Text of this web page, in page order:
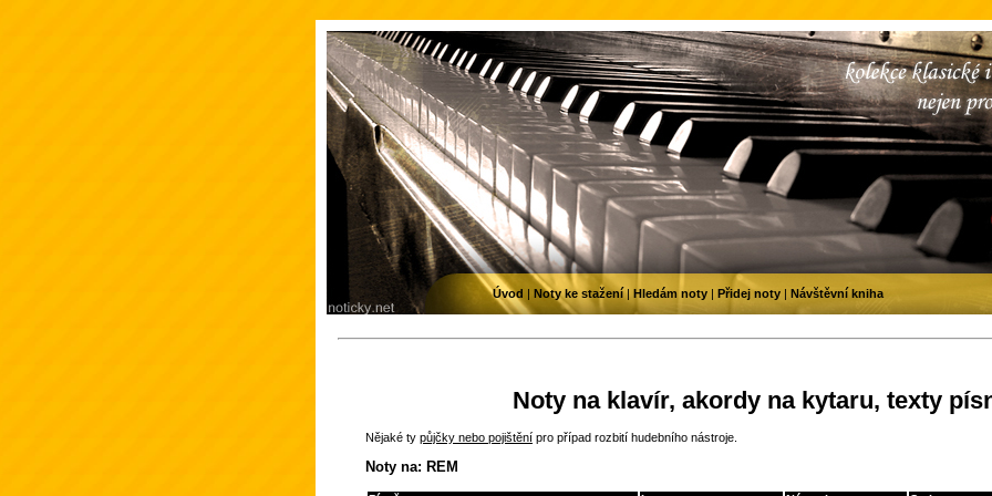
Noty na klavír, akordy na kytaru, texty
Nějaké ty půjčky nebo pojištění pro případ rozbití hudebního nástroje.
Noty na: REM
Úvod | Noty ke stažení| Hledám noty | Přidej noty | Návštěvní kniha